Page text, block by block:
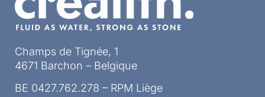
Champs de Tignée, 1
4671 Barchon – Belgique
BE 0427.762.278 – RPM Liège